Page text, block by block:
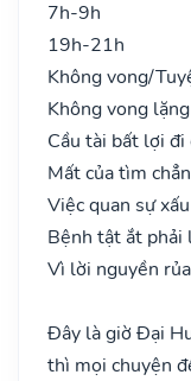
7h-9h
19h-21h
Không vong/
Không vong
Cầu tài bất lợi đi
Mất của tìm
Việc quan sự
Bệnh tật ắt phải
Vì lời nguyền
Đây là giờ Đại
thì mọi chuyện